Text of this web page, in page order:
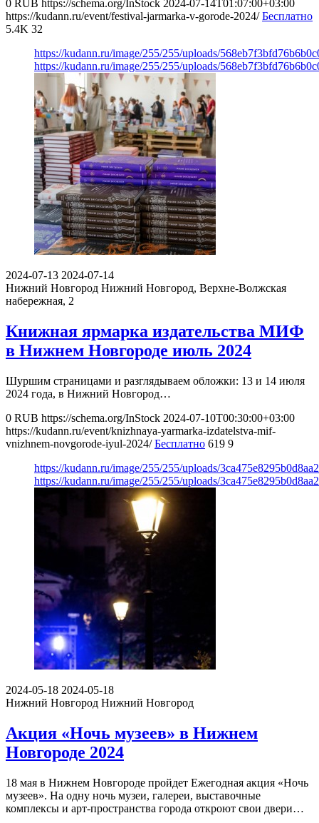
0 RUB https://schema.org/InStock 2024-07-14T01:07:00+03:00
https://kudann.ru/event/festival-jarmarka-v-gorode-2024/ Бесплатно
5.4K 32
https://kudann.ru/image/255/255/uploads/
https://kudann.ru/image/255/255/uploads/
2024-07-13 2024-07-14
Нижний Новгород Нижний Новгород, Верхне-Волжская
набережная, 2
Книжная ярмарка издательства МИФ
в Нижнем Новгороде июль 2024
Шуршим страницами и разглядываем обложки: 13 и 14 июля
2024 года, в Нижний Новгород…
0 RUB https://schema.org/InStock 2024-07-10T00:30:00+03:00
https://kudann.ru/event/knizhnaya-yarmarka-izdatelstva-mif-
vnizhnem-novgorode-iyul-2024/ Бесплатно 619 9
https://kudann.ru/image/255/255/uploads/
https://kudann.ru/image/255/255/uploads/
2024-05-18 2024-05-18
Нижний Новгород Нижний Новгород
Акция «Ночь музеев» в Нижнем
Новгороде 2024
18 мая в Нижнем Новгороде пройдет Ежегодная акция «Ночь
музеев». На одну ночь музеи, галереи, выставочные
комплексы и арт-пространства города откроют свои двери…